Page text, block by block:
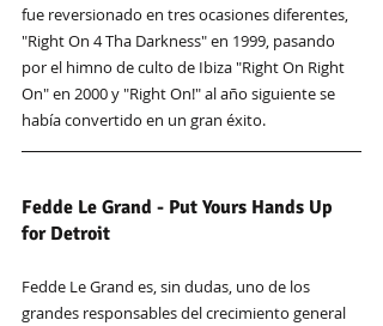
fue reversionado en tres ocasiones diferentes,
"Right On 4 Tha Darkness" en 1999, pasando
por el himno de culto de Ibiza "Right On Right
On" en 2000 y "Right On!" al año siguiente se
había convertido en un gran éxito.
Fedde Le Grand - Put Yours Hands Up
for Detroit
Fedde Le Grand es, sin dudas, uno de los
grandes responsables del crecimiento general